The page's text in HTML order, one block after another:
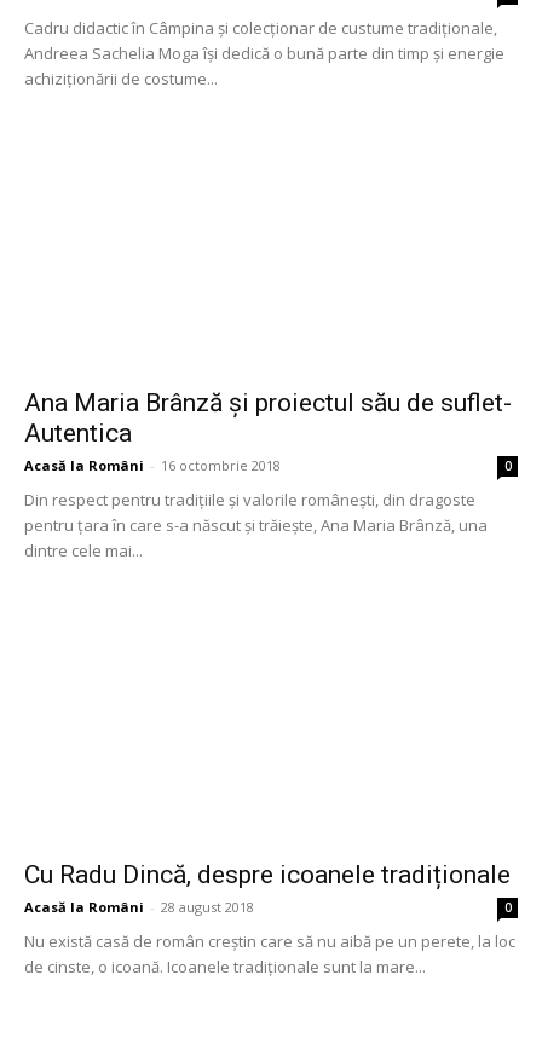
Cadru didactic în Câmpina și colecționar de custume tradiționale,
Andreea Sachelia Moga își dedică o bună parte din timp și energie
achiziționării de costume...
Ana Maria Brânză și proiectul său de suflet-
Autentica
Acasă la Români - 16 octombrie 2018 0
Din respect pentru tradițiile și valorile românești, din dragoste
pentru țara în care s-a născut și trăiește, Ana Maria Brânză, una
dintre cele mai...
Cu Radu Dincă, despre icoanele tradiționale
Acasă la Români - 28 august 2018 0
Nu există casă de român creștin care să nu aibă pe un perete, la loc
de cinste, o icoană. Icoanele tradiționale sunt la mare...